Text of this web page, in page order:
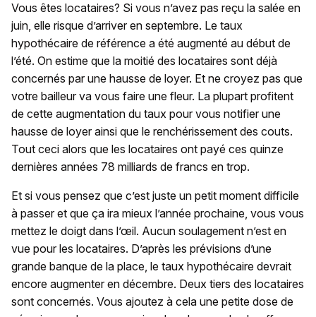
Vous êtes locataires? Si vous n’avez pas reçu la salée en
juin, elle risque d’arriver en septembre. Le taux
hypothécaire de référence a été augmenté au début de
l’été. On estime que la moitié des locataires sont déjà
concernés par une hausse de loyer. Et ne croyez pas que
votre bailleur va vous faire une fleur. La plupart profitent
de cette augmentation du taux pour vous notifier une
hausse de loyer ainsi que le renchérissement des couts.
Tout ceci alors que les locataires ont payé ces quinze
dernières années 78 milliards de francs en trop.
Et si vous pensez que c’est juste un petit moment difficile
à passer et que ça ira mieux l’année prochaine, vous vous
mettez le doigt dans l’œil. Aucun soulagement n’est en
vue pour les locataires. D’après les prévisions d’une
grande banque de la place, le taux hypothécaire devrait
encore augmenter en décembre. Deux tiers des locataires
sont concernés. Vous ajoutez à cela une petite dose de